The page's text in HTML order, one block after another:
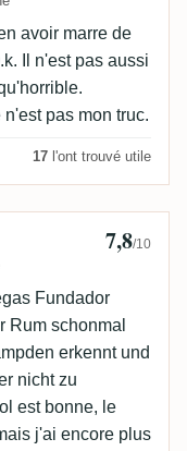
avoir marre de
Il n'est pas aussi
pas mon truc.
17 l'ont trouvé utile
7,8/10
Fundador
Rum schonmal
erkennt und
nicht zu
est bonne, le
j'ai encore plus